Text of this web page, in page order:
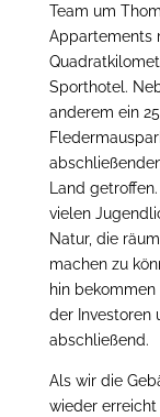
Team um
Appartements
Sporthotel.
anderem ein
Land
vielen
Natur, die
machen zu
hin
der Investoren
abschließend.
Als wir die
wieder erreicht